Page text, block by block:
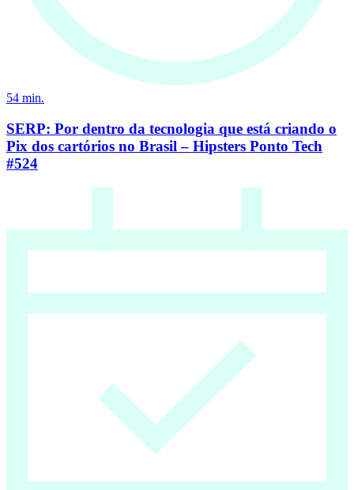
54 min.
SERP: Por dentro da tecnologia que está criando o
Pix dos cartórios no Brasil – Hipsters Ponto Tech
#524